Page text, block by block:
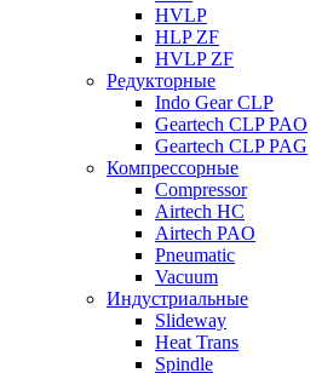
HVLP
HLP ZF
HVLP ZF
Редукторные
Indo Gear CLP
Geartech CLP PAO
Geartech CLP PAG
Компрессорные
Compressor
Airtech HC
Airtech PAO
Pneumatic
Vacuum
Индустриальные
Slideway
Heat Trans
Spindle